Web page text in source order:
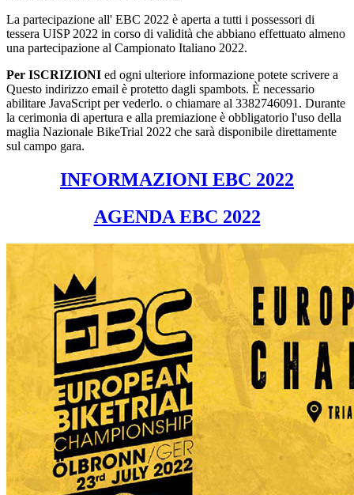
La partecipazione all' EBC 2022 è aperta a tutti i possessori di
tessera UISP 2022 in corso di validità che abbiano effettuato almeno
una partecipazione al Campionato Italiano 2022.
Per ISCRIZIONI ed ogni ulteriore informazione potete scrivere a
Questo indirizzo email è protetto dagli spambots. È necessario
abilitare JavaScript per vederlo. o chiamare al 3382746091. Durante
la cerimonia di apertura e alla premiazione è obbligatorio l'uso della
maglia Nazionale BikeTrial 2022 che sarà disponibile direttamente
sul campo gara.
INFORMAZIONI EBC 2022
AGENDA EBC 2022